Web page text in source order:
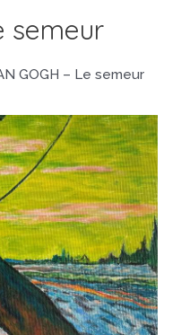
semeur
GOGH – Le semeur